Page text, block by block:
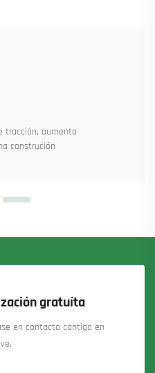
tracción, aumenta
construción
gratuíta
en contacto contigo en